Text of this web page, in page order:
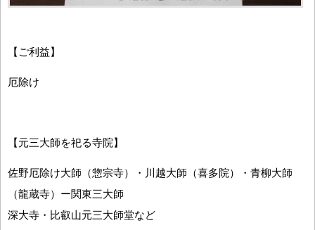
【ご利益】
厄除け
【元三大師を祀る寺院】
佐野厄除け大師（惣宗寺）・川越大師（喜多院）・青柳大師
（龍蔵寺）ー関東三大師
深大寺・比叡山元三大師堂など